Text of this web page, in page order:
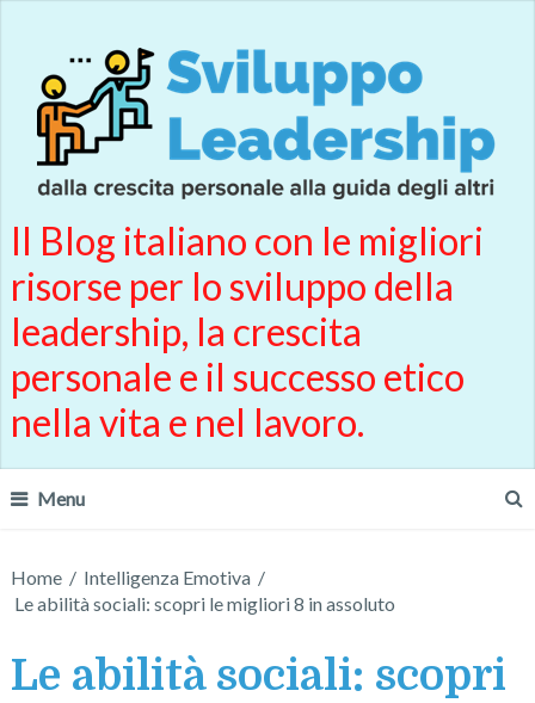
Il Blog italiano con le migliori
risorse per lo sviluppo della
leadership, la crescita
personale e il successo etico
nella vita e nel lavoro.
Menu
Home / Intelligenza Emotiva /
Le abilità sociali: scopri le migliori 8 in assoluto
Le abilità sociali: scopri